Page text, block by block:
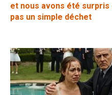
et nous avons été surpris
pas un simple déchet